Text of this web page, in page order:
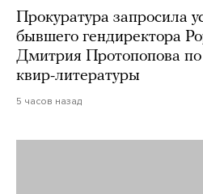
Прокуратура запросила
бывшего гендиректора
Дмитрия Протопопова
квир-литературы
5 часов назад